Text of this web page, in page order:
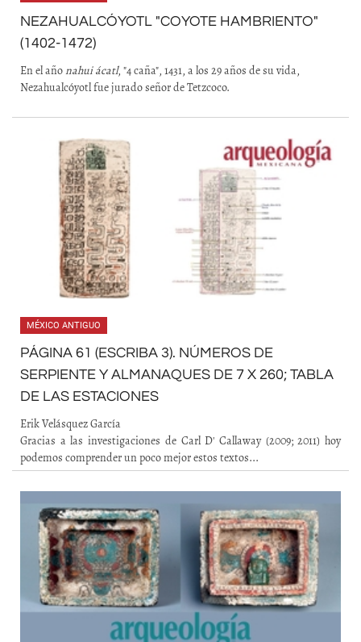
NEZAHUALCÓYOTL "COYOTE HAMBRIENTO"
(1402-1472)
En el añonahui ácatl, "4 caña", 1431, a los 29 años de su vida,
Nezahualcóyotl fue jurado señor de Tetzcoco.
MÉXICO ANTIGUO
PÁGINA 61 (ESCRIBA 3). NÚMEROS DE
SERPIENTE Y ALMANAQUES DE 7 X 260; TABLA
DE LAS ESTACIONES
Erik Velásquez García
Gracias a las investigaciones de Carl D' Callaway (2009; 2011) hoy
podemos comprender un poco mejor estos textos...